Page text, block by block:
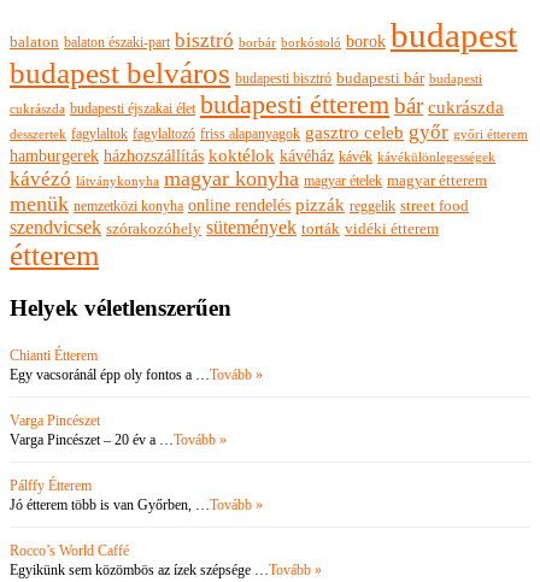
balaton balaton északi-part bisztró borbár borkóstoló borok budapest
budapest belváros budapesti bisztró budapesti bár budapesti
cukrászda budapesti éjszakai élet budapesti étterembár cukrászda
desszertek fagylaltok fagylaltozó friss alapanyagok gasztro celeb győr győri étterem
hamburgerek házhozszállítás koktélok kávéház kávék kávékülönlegességek
kávézó látványkonyha magyar konyha magyar ételek magyar étterem
menük nemzetközi konyha online rendelés pizzák reggelik street food
szendvicsek szórakozóhely sütemények torták vidéki étterem
étterem
Helyek véletlenszerűen
Chianti Étterem
Egy vacsoránál épp oly fontos a …Tovább »
Varga Pincészet
Varga Pincészet – 20 év a …Tovább »
Pálffy Étterem
Jó étterem több is van Győrben, …Tovább »
Rocco’s World Caffé
Egyikünk sem közömbös az ízek szépsége …Tovább »